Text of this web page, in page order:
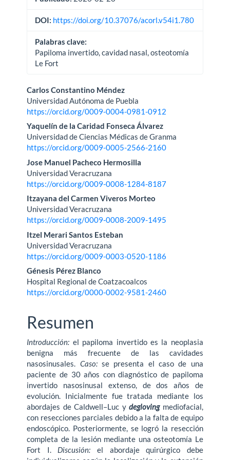
DOI: https://doi.org/10.37076/acorl.v54i1.780
Palabras clave:
Papiloma invertido, cavidad nasal, osteotomía
Le Fort
Contenido
principal
del
artículo
Carlos Constantino Méndez
Universidad Autónoma de Puebla
https://orcid.org/0009-0004-0981-0912
Yaquelín de la Caridad Fonseca Álvarez
Universidad de Ciencias Médicas de Granma
https://orcid.org/0009-0005-2566-2160
Jose Manuel Pacheco Hermosilla
Universidad Veracruzana
https://orcid.org/0009-0008-1284-8187
Itzayana del Carmen Viveros Morteo
Universidad Veracruzana
https://orcid.org/0009-0008-2009-1495
Itzel Merari Santos Esteban
Universidad Veracruzana
https://orcid.org/0009-0003-0520-1186
Génesis Pérez Blanco
Hospital Regional de Coatzacoalcos
https://orcid.org/0000-0002-9581-2460
Resumen
Introducción: el papiloma invertido es la neoplasia
benigna más frecuente de las cavidades
nasosinusales. Caso:se presenta el caso de una
paciente de 30 años con diagnóstico de papiloma
invertido nasosinusal extenso, de dos años de
evolución. Inicialmente fue tratada mediante los
abordajes de Caldwell–Luc ydegloving mediofacial,
con resecciones parciales debido a la falta de equipo
endoscópico. Pos­teriormente, se logró la resección
completa de la lesión mediante una osteotomía Le
Fort I. Discusión: el abordaje quirúrgico debe